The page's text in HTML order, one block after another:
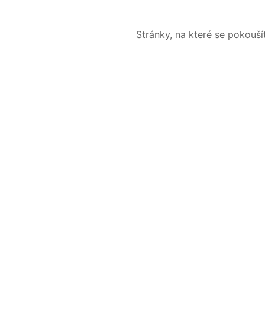
Stránky, na které se